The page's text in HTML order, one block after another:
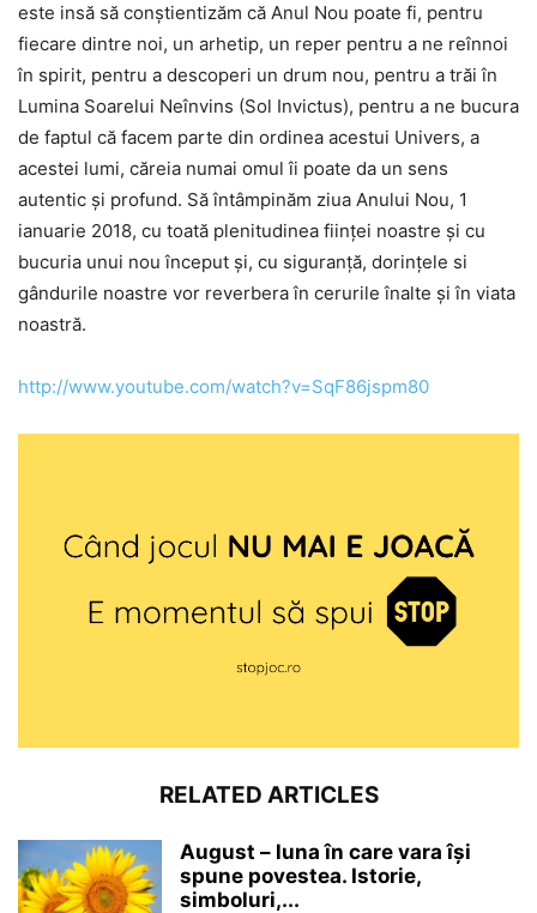
este insă să conştientizăm că Anul Nou poate fi, pentru
fiecare dintre noi, un arhetip, un reper pentru a ne reînnoi
în spirit, pentru a descoperi un drum nou, pentru a trăi în
Lumina Soarelui Neînvins (Sol Invictus), pentru a ne bucura
de faptul că facem parte din ordinea acestui Univers, a
acestei lumi, căreia numai omul îi poate da un sens
autentic şi profund. Să întâmpinăm ziua Anului Nou, 1
ianuarie 2018, cu toată plenitudinea fiinţei noastre şi cu
bucuria unui nou început şi, cu siguranţă, dorinţele si
gândurile noastre vor reverbera în cerurile înalte şi în viata
noastră.
http://www.youtube.com/watch?v=SqF86jspm80
RELATED ARTICLES
August – luna în care vara își
spune povestea. Istorie,
simboluri,...